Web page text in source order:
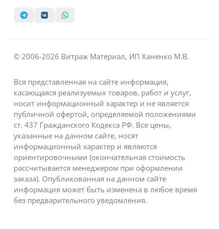
© 2006-2026 Витраж Материал, ИП Ханенко М.В.
Вся представленная на сайте информация,
касающаяся реализуемых товаров, работ и услуг,
носит информационный характер и не является
публичной офертой, определяемой положениями
ст. 437 Гражданского Кодекса РФ. Все цены,
указанные на данном сайте, носят
информационный характер и являются
ориентировочными (окончательная стоимость
рассчитывается менеджером при оформлении
заказа). Опубликованная на данном сайте
информация может быть изменена в любое время
без предварительного уведомления.